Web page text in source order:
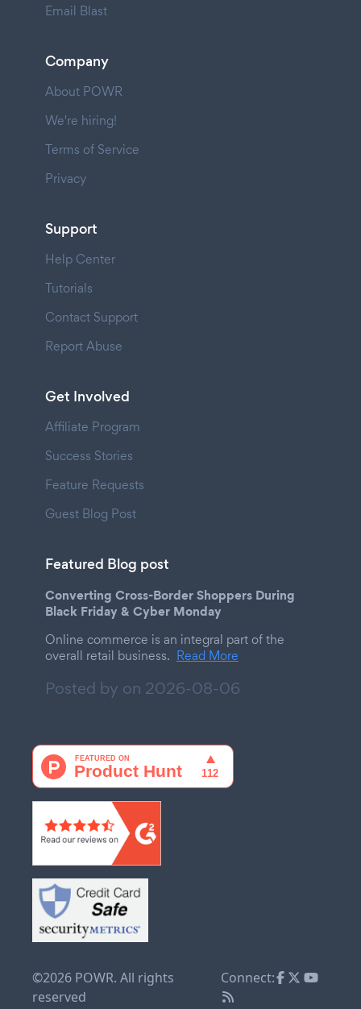
Email Blast
Company
About POWR
We're hiring!
Terms of Service
Privacy
Support
Help Center
Tutorials
Contact Support
Report Abuse
Get Involved
Affiliate Program
Success Stories
Feature Requests
Guest Blog Post
Featured Blog post
Converting Cross-Border Shoppers During
Black Friday & Cyber Monday
Online commerce is an integral part of the
overall retail business. Read More
Posted by on 2026-08-06
©2026 POWR. All rights
reserved
Connect: